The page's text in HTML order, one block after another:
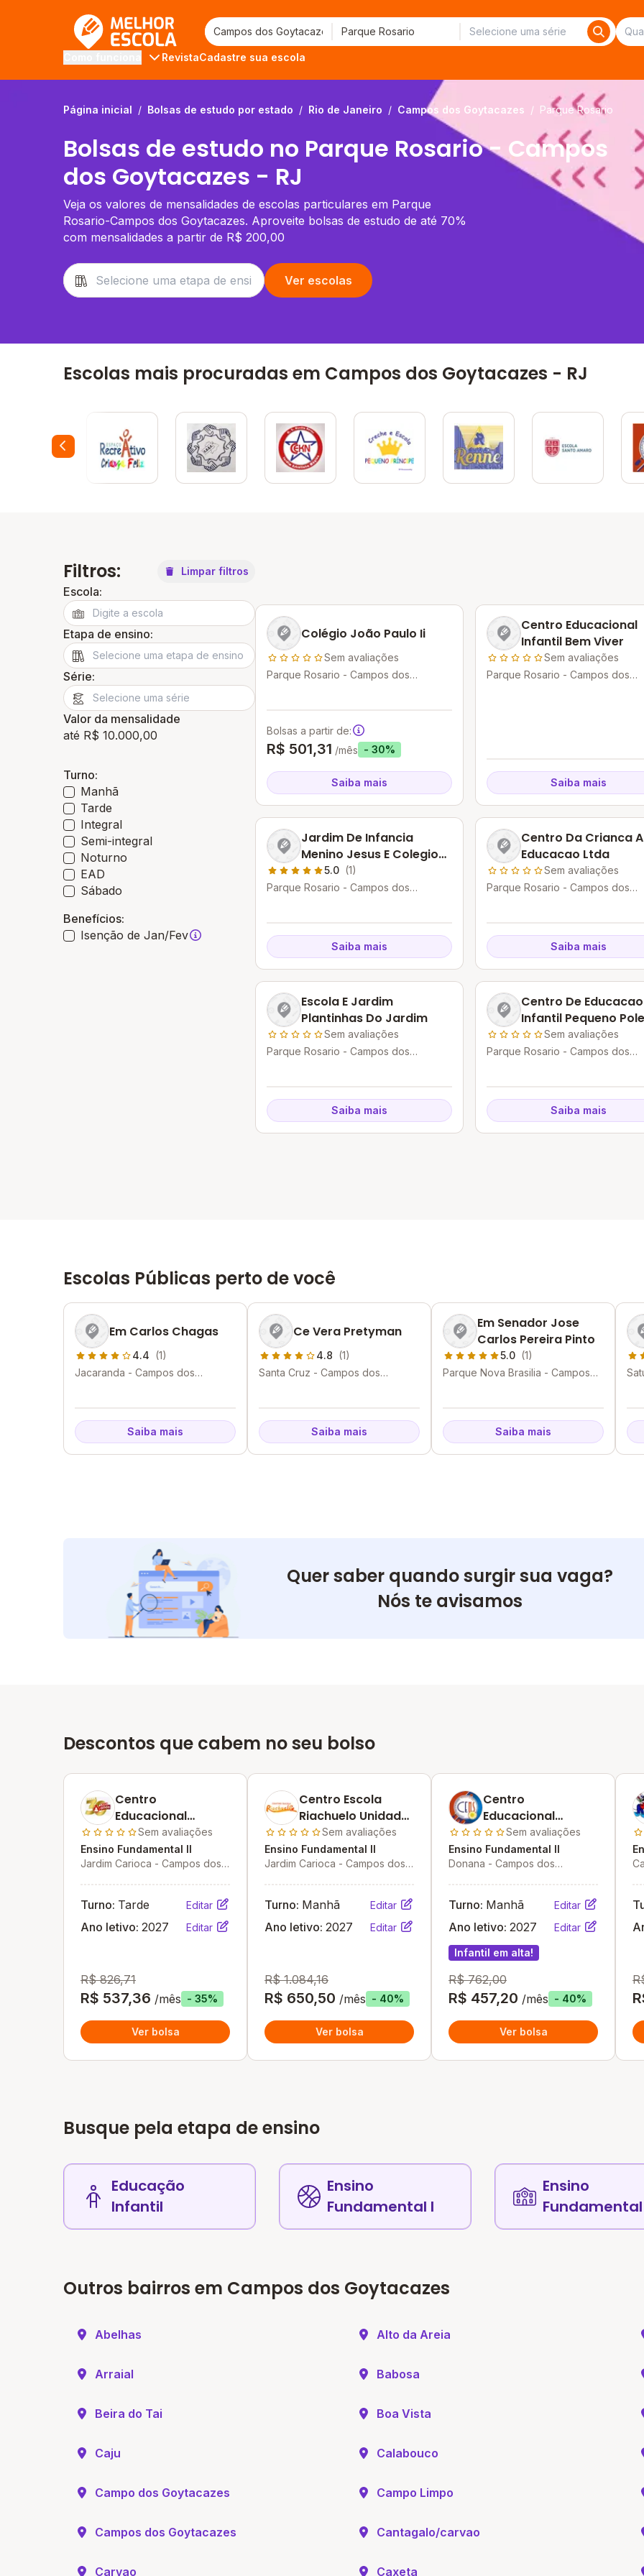
RevistaCadastre sua escola
Página inicial / Bolsas de estudo por estado / Rio de Janeiro / Campos dos Goytacazes / Parque Rosario
Bolsas de estudo no Parque Rosario - Campos
dos Goytacazes - RJ
Veja os valores de mensalidades de escolas particulares em Parque
Rosario-Campos dos Goytacazes. Aproveite bolsas de estudo de até 70%
com mensalidades a partir de R$ 200,00
Ver escolas
Escolas mais procuradas em Campos dos Goytacazes - RJ
Filtros: Limpar filtros
Escola:
Etapa de ensino:
Série:
Valor da mensalidade
até R$ 10.000,00
Turno:
Manhã
Tarde
Integral
Semi-integral
Noturno
EAD
Sábado
Benefícios:
Isenção de Jan/Fev
Colégio João Paulo Ii
Sem avaliações
Parque Rosario - Campos dos
Bolsas a partir de:
R$ 501,31 /mês - 30%
Saiba mais
Centro Educacional
Infantil Bem Viver
Sem avaliações
Parque Rosario - Campos dos
Saiba mais
Jardim De Infancia
Menino Jesus E Colegio
Nossa Senhora Da
Conceicao
5.0 (1)
Parque Rosario - Campos dos
Saiba mais
Centro Da Crianca
Educacao Ltda
Sem avaliações
Parque Rosario - Campos dos
Saiba mais
Escola E Jardim
Plantinhas Do Jardim
Sem avaliações
Parque Rosario - Campos dos
Saiba mais
Centro De Educacao
Infantil Pequeno
Sem avaliações
Parque Rosario - Campos dos
Saiba mais
Escolas Públicas perto de você
Em Carlos Chagas
4.4 (1)
Jacaranda - Campos dos
Saiba mais
Ce Vera Pretyman
4.8 (1)
Santa Cruz - Campos dos
Saiba mais
Em Senador Jose
Carlos Pereira Pinto
5.0 (1)
Parque Nova Brasilia - Campos
Saiba mais
Quer saber quando surgir sua vaga?
Nós te avisamos
Descontos que cabem no seu bolso
Centro
Educacional
Presbiteriano De
Campos
Sem avaliações
Ensino Fundamental II
Jardim Carioca - Campos dos
Turno: Tarde Editar
Ano letivo: 2027 Editar
R$ 826,71
R$ 537,36 /mês - 35%
Ver bolsa
Centro Escola
Riachuelo Unidade
Jardim Carioca
Sem avaliações
Ensino Fundamental II
Jardim Carioca - Campos dos
Turno: Manhã Editar
Ano letivo: 2027 Editar
R$ 1.084,16
R$ 650,50 /mês - 40%
Ver bolsa
Centro
Educacional
Nascer Do Sol
Sem avaliações
Ensino Fundamental II
Donana - Campos dos
Turno: Manhã Editar
Ano letivo: 2027 Editar
Infantil em alta!
R$ 762,00
R$ 457,20 /mês - 40%
Ver bolsa
Busque pela etapa de ensino
Educação
Infantil
Ensino
Fundamental I
Ensino
Fundamental
Outros bairros em Campos dos Goytacazes
Abelhas Alto da Areia
Arraial Babosa
Beira do Tai Boa Vista
Caju Calabouco
Campo dos Goytacazes Campo Limpo
Campos dos Goytacazes Cantagalo/carvao
Carvao Caxeta